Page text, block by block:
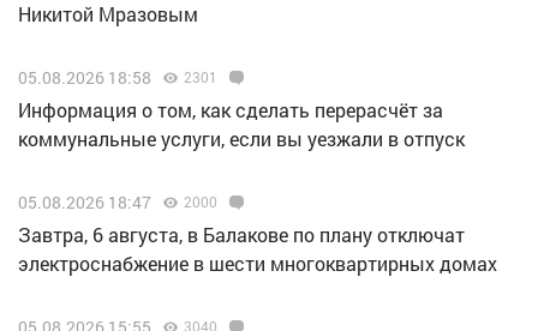
Никитой Мразовым
05.08.2026 18:58 2301
Информация о том, как сделать перерасчёт за
коммунальные услуги, если вы уезжали в отпуск
05.08.2026 18:47 2000
Завтра, 6 августа, в Балакове по плану отключат
электроснабжение в шести многоквартирных домах
3040